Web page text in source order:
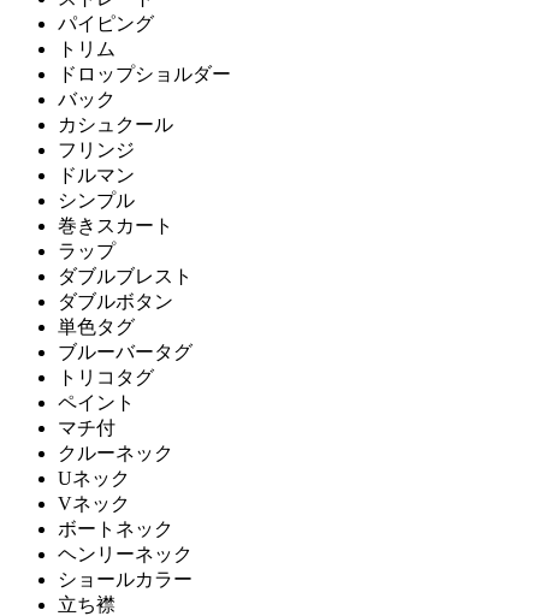
パイピング
トリム
ドロップショルダー
バック
カシュクール
フリンジ
ドルマン
シンプル
巻きスカート
ラップ
ダブルブレスト
ダブルボタン
単色タグ
ブルーバータグ
トリコタグ
ペイント
マチ付
クルーネック
Uネック
Vネック
ボートネック
ヘンリーネック
ショールカラー
立ち襟